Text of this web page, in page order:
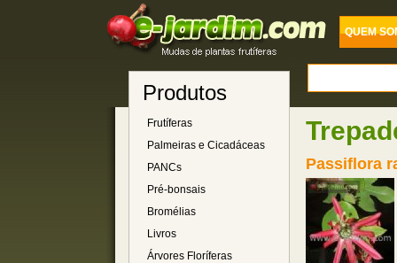
QUEM
Produtos
Frutíferas
Palmeiras e Cicadáceas
PANCs
Pré-bonsais
Bromélias
Livros
Árvores Floríferas
Passiflora